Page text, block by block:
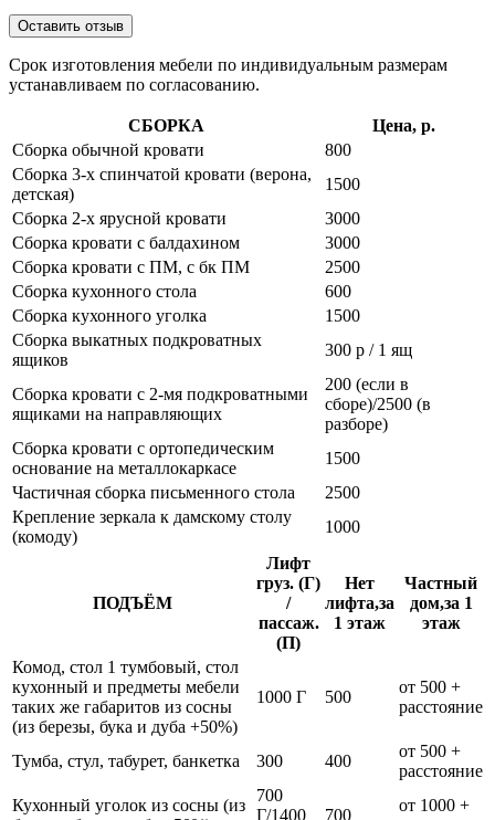
Оставить отзыв
Срок изготовления мебели по индивидуальным размерам
устанавливаем по согласованию.
СБОРКА
Цена, р.
Сборка обычной кровати
800
Сборка 3-х спинчатой кровати (верона,
детская)
1500
Сборка 2-х ярусной кровати
3000
Сборка кровати с балдахином
3000
Сборка кровати с ПМ, с бк ПМ
2500
Сборка кухонного стола
600
Сборка кухонного уголка
1500
Сборка выкатных подкроватных
ящиков
300 р / 1 ящ
Сборка кровати с 2-мя подкроватными
ящиками на направляющих
200 (если в
сборе)/2500 (в
разборе)
Сборка кровати с ортопедическим
основание на металлокаркасе
1500
Частичная сборка письменного стола
2500
Крепление зеркала к дамскому столу
(комоду)
1000
ПОДЪЁМ
Лифт
груз. (Г)
/
пассаж.
(П)
Нет
лифта,за
1 этаж
Частный
дом,за 1
этаж
Комод, стол 1 тумбовый, стол
кухонный и предметы мебели
таких же габаритов из сосны
(из березы, бука и дуба +50%)
1000 Г 500
от 500 +
расстояние
Тумба, стул, табурет, банкетка 300 400
от 500 +
расстояние
Кухонный уголок из сосны (из
700
Г/1400
700
от 1000 +